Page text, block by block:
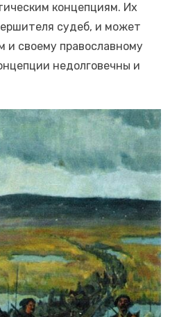
концепциям. Их
судеб, и может
и своему православному
недолговечны и